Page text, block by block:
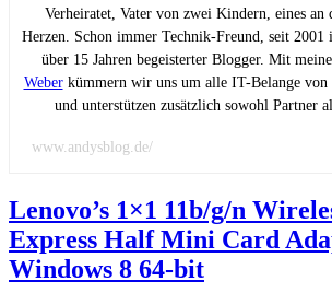
Verheiratet, Vater von zwei Kindern, eines an
Herzen. Schon immer Technik-Freund, seit
über 15 Jahren begeisterter Blogger. Mit
Weberkümmern wir uns um alle IT-Belange von
und unterstützen zusätzlich sowohl Partner
www.andysblog.de/
Lenovo’s 1×1 11b/g/n
Express Half Mini Card
Windows 8 64-bit